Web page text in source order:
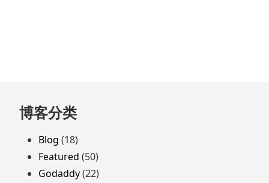
跳
至
页
脚
博客分类
Blog (18)
Featured (50)
Godaddy(22)